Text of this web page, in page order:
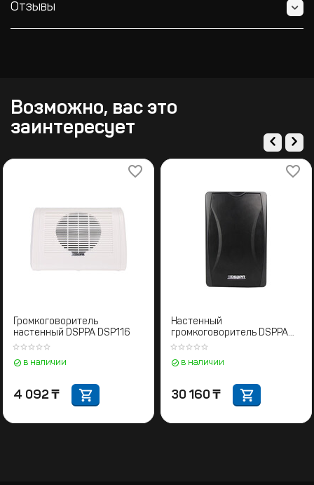
Отзывы
Возможно, вас это
заинтересует
Громкоговоритель
настенный DSPPA DSP116
в наличии
4 092 ₸
Настенный
громкоговоритель DSPPA
DSP6606B
в наличии
30 160 ₸